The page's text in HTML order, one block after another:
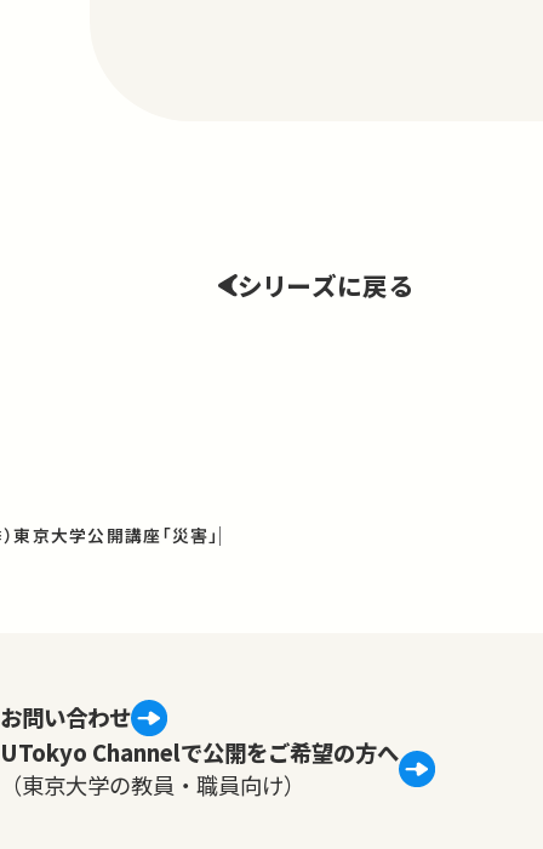
シリーズに戻る
東京大学公開講座「災害」
お問い合わせ
UTokyo Channelで公開をご希望の方へ
（東京大学の教員・職員向け）